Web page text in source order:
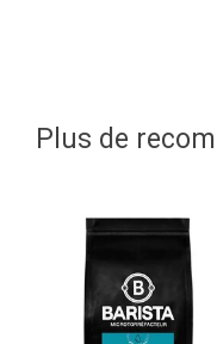
Plus de
Articles du carrousel